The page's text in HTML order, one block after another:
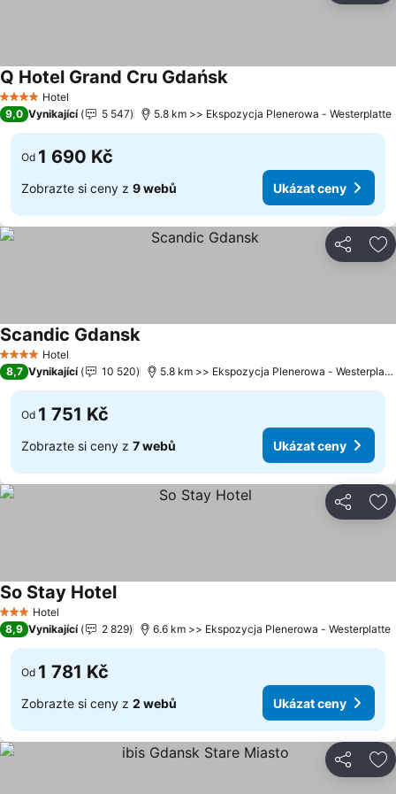
4 Počet hvězdiček
Hotel
Q Hotel Grand Cru GdańskUkázat ceny
9,0 Vynikající 5 547 5.8 km >> Ekspozycja Plenerowa - Westerplatte
Od 1 690 Kč
Zobrazte si ceny z 9 webů Ukázat ceny
Sdílet
4 Počet hvězdiček
Hotel
Scandic GdanskUkázat ceny
8,7 Vynikající 10 520 5.8 km >> Ekspozycja Plenerowa -
Od 1 751 Kč
Zobrazte si ceny z 7 webů Ukázat ceny
Sdílet
3 Počet hvězdiček
Hotel
So Stay HotelUkázat ceny
8,9 Vynikající 2 829 6.6 km >> Ekspozycja Plenerowa - Westerplatte
Od 1 781 Kč
Zobrazte si ceny z 2 webů Ukázat ceny
Sdílet